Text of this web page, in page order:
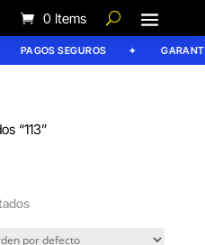
0 Items
PAGOS SEGUROS
“113”